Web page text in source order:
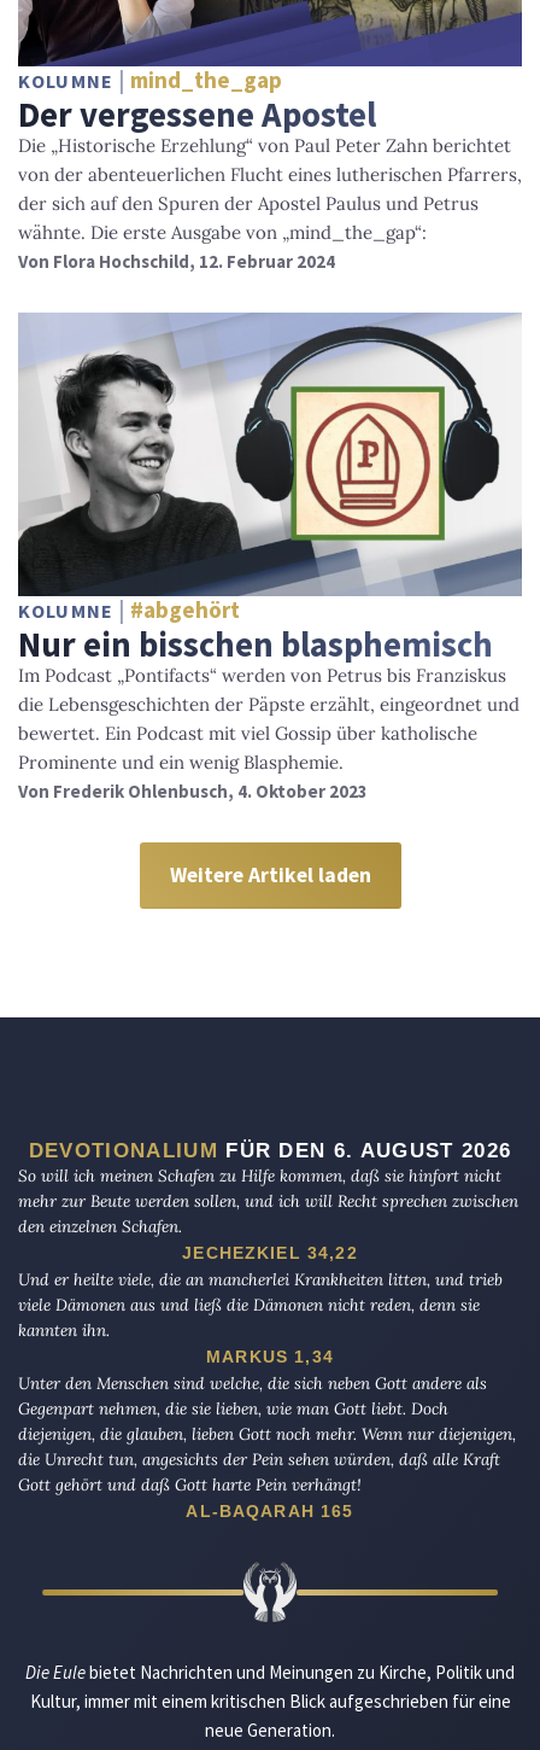
KOLUMNE mind_the_gap
Der vergessene Apostel
Die „Historische Erzehlung“ von Paul Peter Zahn berichtet
von der abenteuerlichen Flucht eines lutherischen Pfarrers,
der sich auf den Spuren der Apostel Paulus und Petrus
wähnte. Die erste Ausgabe von „mind_the_gap“:
Von Flora Hochschild, 12. Februar 2024
KOLUMNE #abgehört
Nur ein bisschen blasphemisch
Im Podcast „Pontifacts“ werden von Petrus bis Franziskus
die Lebensgeschichten der Päpste erzählt, eingeordnet und
bewertet. Ein Podcast mit viel Gossip über katholische
Prominente und ein wenig Blasphemie.
Von Frederik Ohlenbusch, 4. Oktober 2023
Weitere Artikel laden
DEVOTIONALIUM FÜR DEN 6. AUGUST 2026
So will ich meinen Schafen zu Hilfe kommen, daß sie hinfort nicht
mehr zur Beute werden sollen, und ich will Recht sprechen zwischen
den einzelnen Schafen.
JECHEZKIEL 34,22
Und er heilte viele, die an mancherlei Krankheiten litten, und trieb
viele Dämonen aus und ließ die Dämonen nicht reden, denn sie
kannten ihn.
MARKUS 1,34
Unter den Menschen sind welche, die sich neben Gott andere als
Gegenpart nehmen, die sie lieben, wie man Gott liebt. Doch
diejenigen, die glauben, lieben Gott noch mehr. Wenn nur diejenigen,
die Unrecht tun, angesichts der Pein sehen würden, daß alle Kraft
Gott gehört und daß Gott harte Pein verhängt!
AL-BAQARAH 165
Die Eulebietet Nachrichten und Meinungen zu Kirche, Politik und
Kultur, immer mit einem kritischen Blick aufgeschrieben für eine
neue Generation.